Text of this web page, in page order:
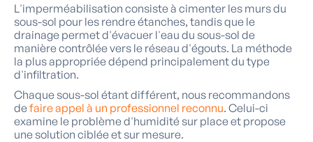
L'imperméabilisation consiste à cimenter les murs du
sous-sol pour les rendre étanches, tandis que le
drainage permet d'évacuer l'eau du sous-sol de
manière contrôlée vers le réseau d'égouts. La méthode
la plus appropriée dépend principalement du type
d'infiltration.
Chaque sous-sol étant différent, nous recommandons
defaire appel à un professionnel reconnu. Celui-ci
examine le problème d'humidité sur place et propose
une solution ciblée et sur mesure.